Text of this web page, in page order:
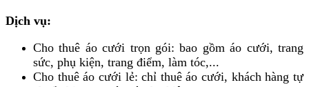
Dịch vụ:
Cho thuê áo cưới trọn gói: bao gồm áo cưới, trang
sức, phụ kiện, trang điểm, làm tóc,...
Cho thuê áo cưới lẻ: chỉ thuê áo cưới, khách hàng tự